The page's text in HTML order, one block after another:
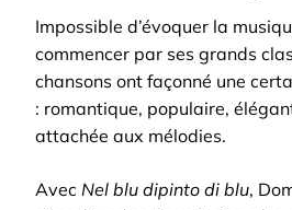
Impossible d’évoquer la
commencer par ses grands
chansons ont façonné une
: romantique, populaire,
attachée aux mélodies.
Avec Nel blu dipinto di blu,